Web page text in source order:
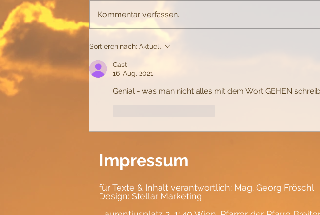
Buchstabieren
Kommentar verfassen...
Sortieren nach: Aktuell
Gast
16. Aug. 2021
Genial - was man nicht alles mit dem Wort GEHEN
Impressum
für Texte & Inhalt verantwortlich: Mag. Georg Fröschl
Design: Stellar Marketing